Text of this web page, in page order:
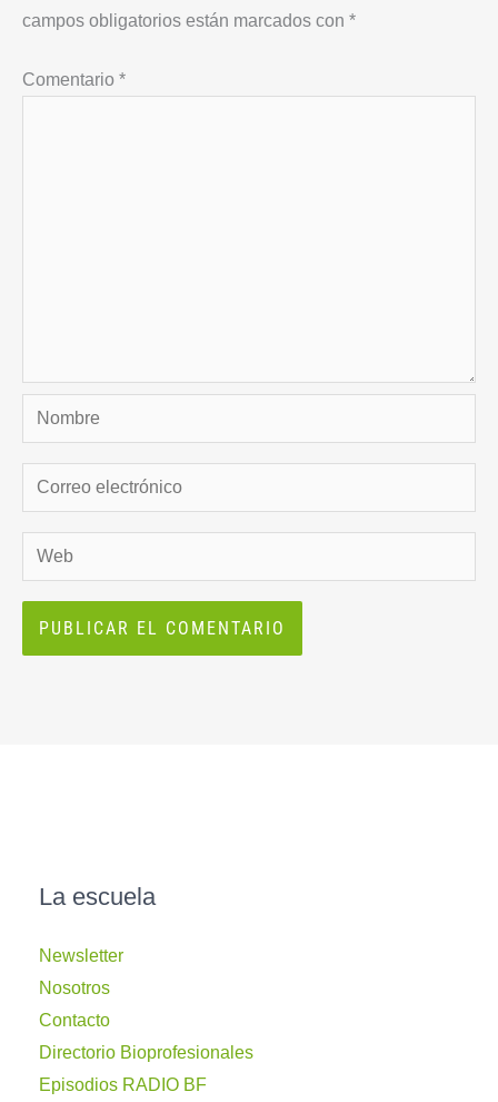
campos obligatorios están marcados con *
Comentario *
Nombre
Correo
electrónico
Web
La escuela
Newsletter
Nosotros
Contacto
Directorio Bioprofesionales
Episodios RADIO BF